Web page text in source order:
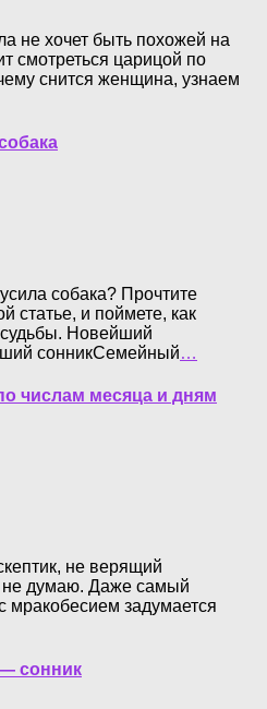
не хочет быть похожей на
смотреться царицой по
снится женщина, узнаем
собака? Прочтите
статье, и поймете, как
судьбы. Новейший
сонникСемейный…
числам месяца и дням
не верящий
не думаю. Даже самый
мракобесием задумается
сонник